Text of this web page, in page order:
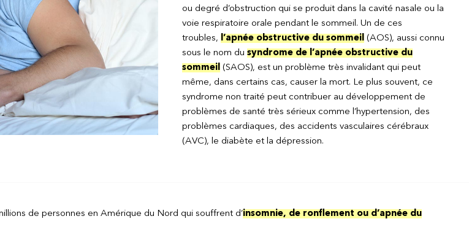
ou degré d’obstruction qui se produit dans la cavité nasale ou la
voie respiratoire orale pendant le sommeil. Un de ces
troubles, l’apnée obstructive du sommeil(AOS), aussi connu
sous le nom du syndrome de l’apnée obstructive du
sommeil(SAOS), est un problème très invalidant qui peut
même, dans certains cas, causer la mort. Le plus souvent, ce
syndrome non traité peut contribuer au développement de
problèmes de santé très sérieux comme l’hypertension, des
problèmes cardiaques, des accidents vasculaires cérébraux
(AVC), le diabète et la dépression.
de personnes en Amérique du Nord qui souffrent d’insomnie, de ronflement ou d’apnée du